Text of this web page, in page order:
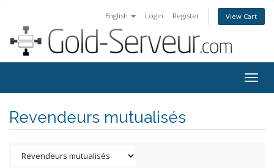
English Login Register View Cart
Revendeurs mutualisés